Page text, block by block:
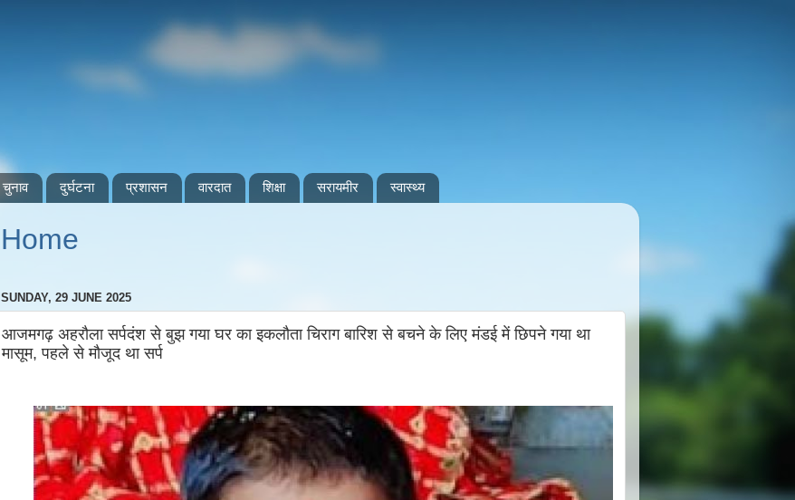
चुनाव दुर्घटना प्रशासन वारदात शिक्षा सरायमीर स्वास्थ्य
Home
SUNDAY, 29 JUNE 2025
आजमगढ़ अहरौला सर्पदंश से बुझ गया घर का इकलौता चिराग बारिश से बचने के लिए मंडई में छिपने गया था
मासूम, पहले से मौजूद था सर्प